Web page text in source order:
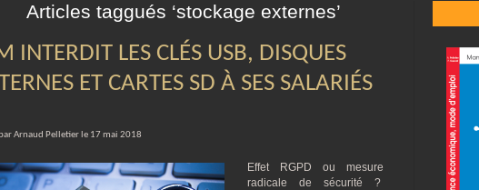
Articles taggués ‘stockage externes’
INTERDIT LES CLÉS USB, DISQUES
ET CARTES SD À SES SALARIÉS
Arnaud Pelletier le 17 mai 2018
Effet RGPD ou mesure
radicale de sécurité ?